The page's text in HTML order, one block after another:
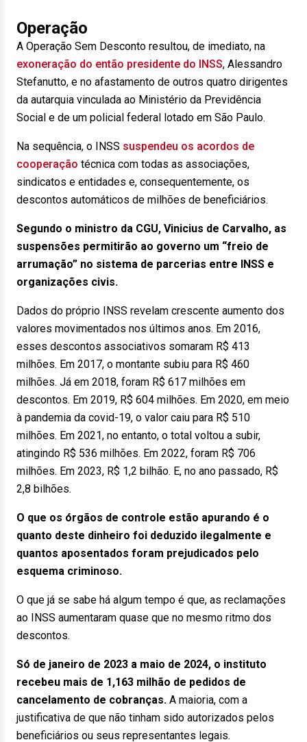
Operação
A Operação Sem Desconto resultou, de imediato, na
exoneração do então presidente do INSS, Alessandro
Stefanutto, e no afastamento de outros quatro dirigentes
da autarquia vinculada ao Ministério da Previdência
Social e de um policial federal lotado em São Paulo.
Na sequência, o INSS suspendeu os acordos de
cooperação técnica com todas as associações,
sindicatos e entidades e, consequentemente, os
descontos automáticos de milhões de beneficiários.
Segundo o ministro da CGU, Vinicius de Carvalho, as
suspensões permitirão ao governo um “freio de
arrumação” no sistema de parcerias entre INSS e
organizações civis.
Dados do próprio INSS revelam crescente aumento dos
valores movimentados nos últimos anos. Em 2016,
esses descontos associativos somaram R$ 413
milhões. Em 2017, o montante subiu para R$ 460
milhões. Já em 2018, foram R$ 617 milhões em
descontos. Em 2019, R$ 604 milhões. Em 2020, em meio
à pandemia da covid-19, o valor caiu para R$ 510
milhões. Em 2021, no entanto, o total voltou a subir,
atingindo R$ 536 milhões. Em 2022, foram R$ 706
milhões. Em 2023, R$ 1,2 bilhão. E, no ano passado, R$
2,8 bilhões.
O que os órgãos de controle estão apurando é o
quanto deste dinheiro foi deduzido ilegalmente e
quantos aposentados foram prejudicados pelo
esquema criminoso.
O que já se sabe há algum tempo é que, as reclamações
ao INSS aumentaram quase que no mesmo ritmo dos
descontos.
Só de janeiro de 2023 a maio de 2024, o instituto
recebeu mais de 1,163 milhão de pedidos de
cancelamento de cobranças. A maioria, com a
justificativa de que não tinham sido autorizados pelos
beneficiários ou seus representantes legais.